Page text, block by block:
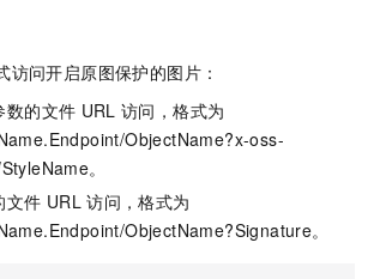
访问开启原图保护的图片：
数的文件 URL 访问，格式为
ObjectName?x-oss-
。
文件 URL 访问，格式为
ObjectName?Signature。